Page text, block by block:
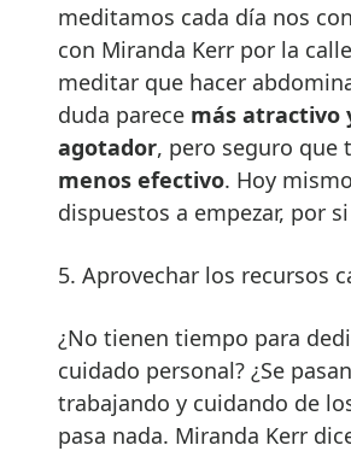
meditamos cada día nos
con Miranda Kerr por la
meditar que hacer
duda parece más atractivo
agotador, pero seguro que
menos efectivo. Hoy
dispuestos a empezar, por
5. Aprovechar los recursos
¿No tienen tiempo para
cuidado personal? ¿Se
trabajando y cuidando de
pasa nada. Miranda Kerr